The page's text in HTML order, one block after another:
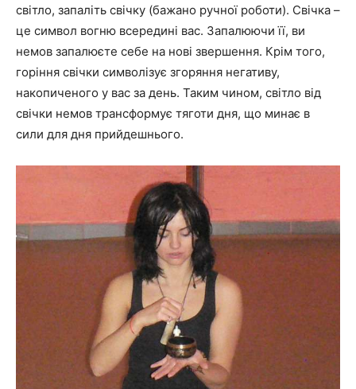
світло, запаліть свічку (бажано ручної роботи). Свічка –
це символ вогню всередині вас. Запалюючи її, ви
немов запалюєте себе на нові звершення. Крім того,
горіння свічки символізує згоряння негативу,
накопиченого у вас за день. Таким чином, світло від
свічки немов трансформує тяготи дня, що минає в
сили для дня прийдешнього.